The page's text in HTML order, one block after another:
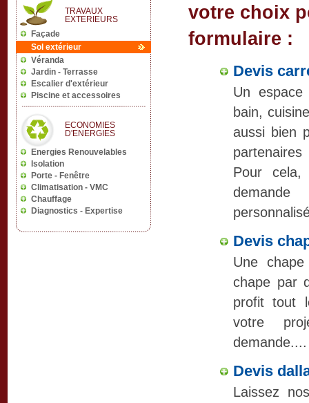
votre choix
formulaire :
Devis
Un
bain,
aussi bien
Pour cela,
Devis
Une
chape par
profit tout
votre
demande....
Devis
Laissez